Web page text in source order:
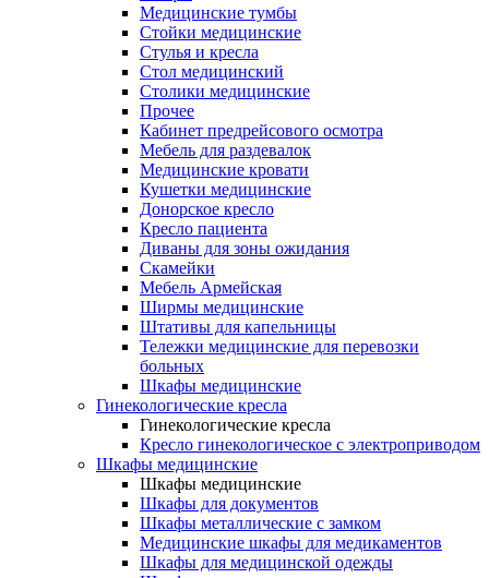
Медицинские тумбы
Стойки медицинские
Cтулья и кресла
Стол медицинский
Столики медицинские
Прочее
Кабинет предрейсового осмотра
Мебель для раздевалок
Медицинские кровати
Кушетки медицинские
Донорское кресло
Кресло пациента
Диваны для зоны ожидания
Скамейки
Мебель Армейская
Ширмы медицинские
Штативы для капельницы
Тележки медицинские для перевозки
больных
Шкафы медицинские
Гинекологические кресла
Гинекологические кресла
Кресло гинекологическое с электроприводом
Шкафы медицинские
Шкафы медицинские
Шкафы для документов
Шкафы металлические с замком
Медицинские шкафы для медикаментов
Шкафы для медицинской одежды